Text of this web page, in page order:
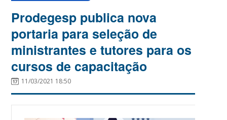
Prodegesp publica nova
portaria para seleção de
ministrantes e tutores para os
cursos de capacitação
11/03/2021 18:50